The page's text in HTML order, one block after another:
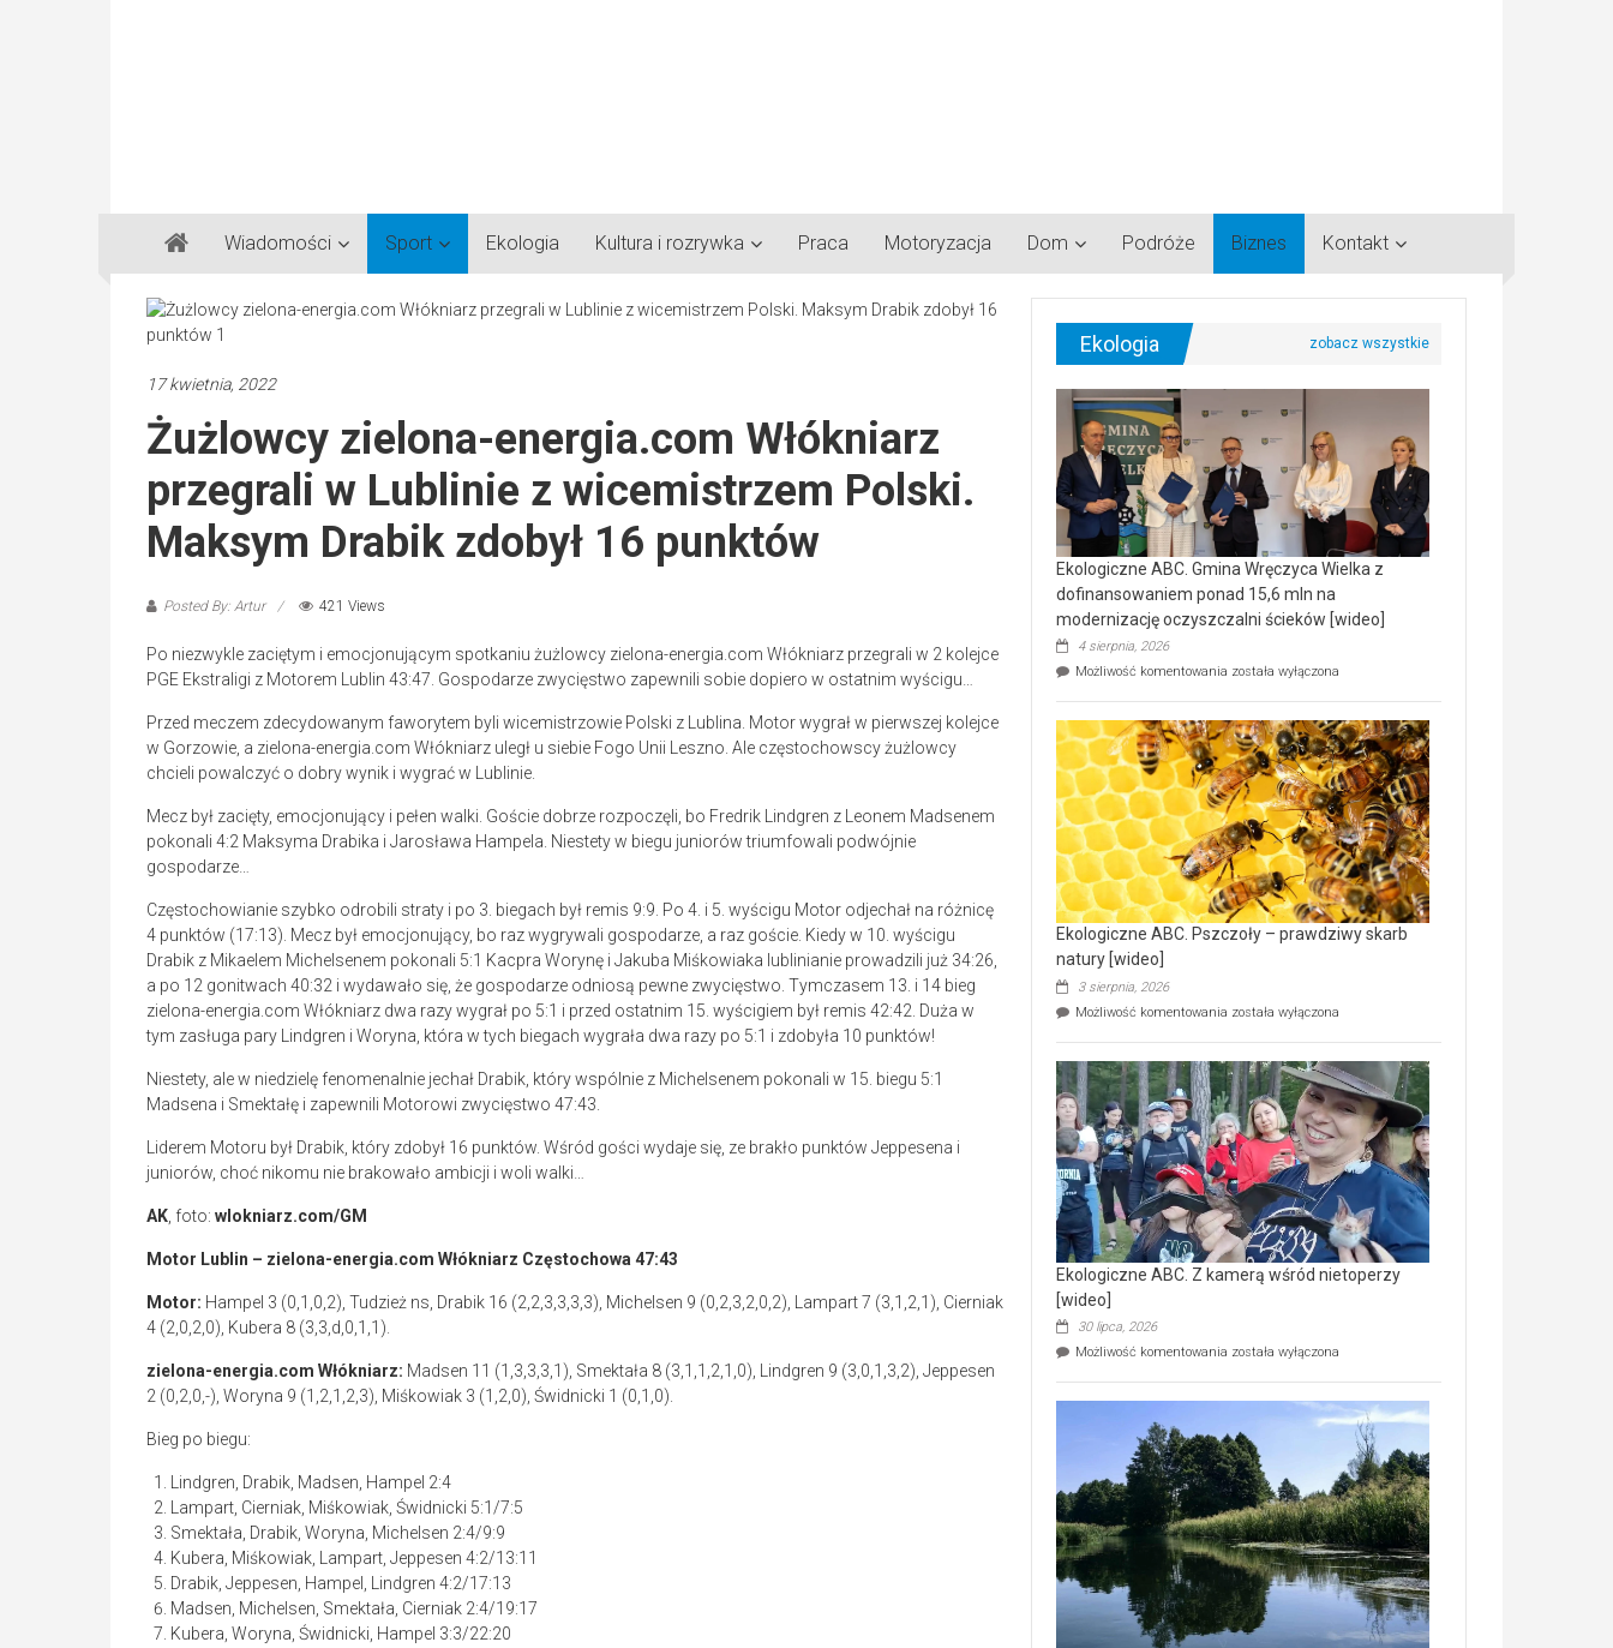
Gazeta
Regionalna
Częstochowa,
Kłobuck,
Myszków
Wiadomości Sport Ekologia Kultura i rozrywka Praca Motoryzacja Dom Podróże Biznes Kontakt
17 kwietnia, 2022
Żużlowcy zielona-energia.com Włókniarz
przegrali w Lublinie z wicemistrzem Polski.
Maksym Drabik zdobył 16 punktów
Posted By: Artur 421 Views
Po niezwykle zaciętym i emocjonującym spotkaniu żużlowcy zielona-energia.com Włókniarz przegrali w 2 kolejce
PGE Ekstraligi z Motorem Lublin 43:47. Gospodarze zwycięstwo zapewnili sobie dopiero w ostatnim wyścigu…
Przed meczem zdecydowanym faworytem byli wicemistrzowie Polski z Lublina. Motor wygrał w pierwszej kolejce
w Gorzowie, a zielona-energia.com Włókniarz uległ u siebie Fogo Unii Leszno. Ale częstochowscy żużlowcy
chcieli powalczyć o dobry wynik i wygrać w Lublinie.
Mecz był zacięty, emocjonujący i pełen walki. Goście dobrze rozpoczęli, bo Fredrik Lindgren z Leonem Madsenem
pokonali 4:2 Maksyma Drabika i Jarosława Hampela. Niestety w biegu juniorów triumfowali podwójnie
gospodarze…
Częstochowianie szybko odrobili straty i po 3. biegach był remis 9:9. Po 4. i 5. wyścigu Motor odjechał na różnicę
4 punktów (17:13). Mecz był emocjonujący, bo raz wygrywali gospodarze, a raz goście. Kiedy w 10. wyścigu
Drabik z Mikaelem Michelsenem pokonali 5:1 Kacpra Worynę i Jakuba Miśkowiaka lublinianie prowadzili już 34:26,
a po 12 gonitwach 40:32 i wydawało się, że gospodarze odniosą pewne zwycięstwo. Tymczasem 13. i 14 bieg
zielona-energia.com Włókniarz dwa razy wygrał po 5:1 i przed ostatnim 15. wyścigiem był remis 42:42. Duża w
tym zasługa pary Lindgren i Woryna, która w tych biegach wygrała dwa razy po 5:1 i zdobyła 10 punktów!
Niestety, ale w niedzielę fenomenalnie jechał Drabik, który wspólnie z Michelsenem pokonali w 15. biegu 5:1
Madsena i Smektałę i zapewnili Motorowi zwycięstwo 47:43.
Liderem Motoru był Drabik, który zdobył 16 punktów. Wśród gości wydaje się, ze brakło punktów Jeppesena i
juniorów, choć nikomu nie brakowało ambicji i woli walki…
AK, foto: wlokniarz.com/GM
Motor Lublin – zielona-energia.com Włókniarz Częstochowa 47:43
Motor: Hampel 3 (0,1,0,2), Tudzież ns, Drabik 16 (2,2,3,3,3,3), Michelsen 9 (0,2,3,2,0,2), Lampart 7 (3,1,2,1), Cierniak
4 (2,0,2,0), Kubera 8 (3,3,d,0,1,1).
zielona-energia.com Włókniarz: Madsen 11 (1,3,3,3,1), Smektała 8 (3,1,1,2,1,0), Lindgren 9 (3,0,1,3,2), Jeppesen
2 (0,2,0,-), Woryna 9 (1,2,1,2,3), Miśkowiak 3 (1,2,0), Świdnicki 1 (0,1,0).
Bieg po biegu:
Lindgren, Drabik, Madsen, Hampel 2:4
Lampart, Cierniak, Miśkowiak, Świdnicki 5:1/7:5
Smektała, Drabik, Woryna, Michelsen 2:4/9:9
Kubera, Miśkowiak, Lampart, Jeppesen 4:2/13:11
Drabik, Jeppesen, Hampel, Lindgren 4:2/17:13
Madsen, Michelsen, Smektała, Cierniak 2:4/19:17
Kubera, Woryna, Świdnicki, Hampel 3:3/22:20
Ekologia
Ekologiczne ABC. Gmina Wręczyca Wielka z
dofinansowaniem ponad 15,6 mln na
modernizację oczyszczalni ścieków [wideo]
4 sierpnia, 2026
Możliwość komentowania Ekologiczne
Wręczyca
Wielka
z
dofinansowaniem
ponad
15,6
mln
na
modernizację
oczyszczalni
ścieków
[wideo]
została wyłączona
Ekologiczne ABC. Pszczoły – prawdziwy skarb
natury [wideo]
3 sierpnia, 2026
Możliwość komentowania Ekologiczne
–
prawdziwy
skarb
natury
[wideo]
została wyłączona
Ekologiczne ABC. Z kamerą wśród nietoperzy
[wideo]
30 lipca, 2026
Możliwość komentowania Ekologiczne
wśród
nietoperzy
[wideo]
została wyłączona